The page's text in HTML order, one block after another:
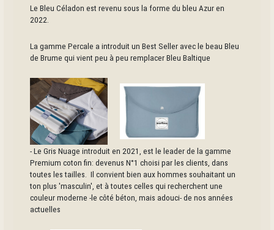
Le Bleu Céladon est revenu sous la forme du bleu Azur en
2022.
La gamme Percale a introduit un Best Seller avec le beau Bleu
de Brume qui vient peu à peu remplacer Bleu Baltique
- Le Gris Nuage introduit en 2021, est le leader de la gamme
Premium coton fin: devenus N°1 choisi par les clients, dans
toutes les tailles. Il convient bien aux hommes souhaitant un
ton plus 'masculin', et à toutes celles qui recherchent une
couleur moderne -le côté béton, mais adouci- de nos années
actuelles